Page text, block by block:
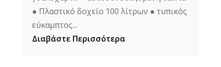
● Πλαστικό δοχείο 100 λίτρων ● τυπικός
εύκαμπτος...
Διαβάστε Περισσότερα